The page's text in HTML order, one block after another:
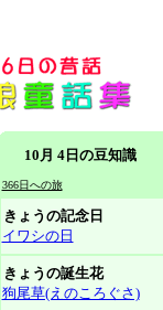
10月 4日の豆知識
366日への旅
きょうの記念日
イワシの日
きょうの誕生花
狗尾草(えのころぐさ)